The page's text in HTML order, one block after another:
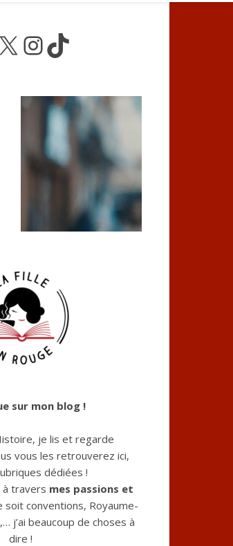
X Instagram
TikTok
sur mon blog !
je lis et regarde
vous les retrouverez ici,
dédiées !
à travers mes passions et
soit conventions, Royaume-
j’ai beaucoup de choses à
dire !